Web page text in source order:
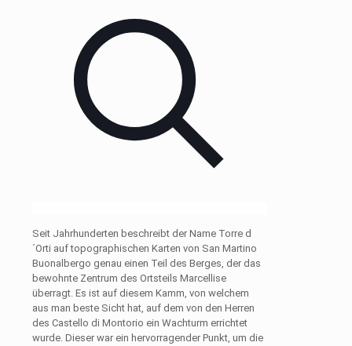
Seit Jahrhunderten beschreibt der Name Torre d
´Orti auf topographischen Karten von San Martino
Buonalbergo genau einen Teil des Berges, der das
bewohnte Zentrum des Ortsteils Marcellise
überragt. Es ist auf diesem Kamm, von welchem
aus man beste Sicht hat, auf dem von den Herren
des Castello di Montorio ein Wachturm errichtet
wurde. Dieser war ein hervorragender Punkt, um die